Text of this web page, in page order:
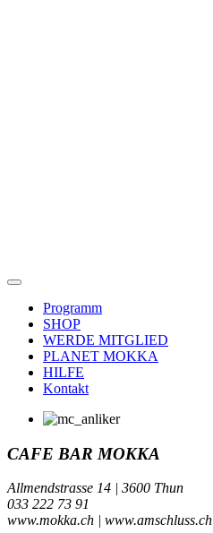
Programm
SHOP
WERDE MITGLIED
PLANET MOKKA
HILFE
Kontakt
CAFE BAR MOKKA
Allmendstrasse 14 | 3600 Thun
033 222 73 91
www.mokka.ch | www.amschluss.ch